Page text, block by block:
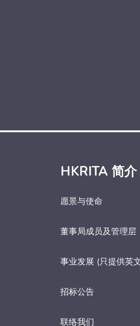
HKRITA 简介
愿景与使命
董事局成员及管理层
事业发展 (只提供英
招标公告
联络我们